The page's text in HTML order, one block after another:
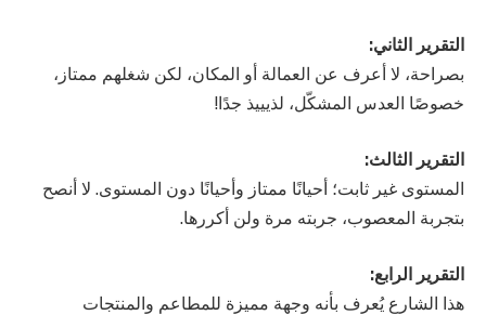
التقرير الثاني:
بصراحة، لا أعرف عن العمالة أو المكان، لكن شغلهم ممتاز،
خصوصًا العدس المشكّل، لذيييذ جدًا!
التقرير الثالث:
المستوى غير ثابت؛ أحيانًا ممتاز وأحيانًا دون المستوى. لا أنصح
بتجربة المعصوب، جربته مرة ولن أكررها.
التقرير الرابع:
هذا الشارع يُعرف بأنه وجهة مميزة للمطاعم والمنتجات